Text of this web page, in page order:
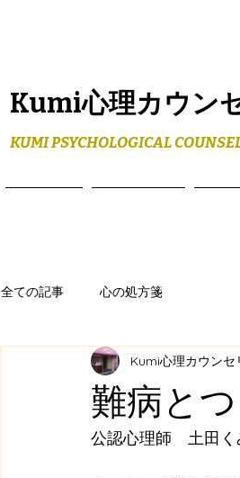
Kumi心理カウン
KUMI PSYCHOLOGICAL
全ての記事 心の処方箋
難病と
Kumi心理カウンセ
公認心理師　土田く